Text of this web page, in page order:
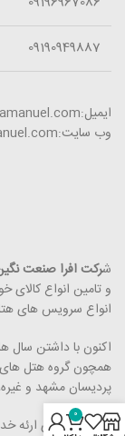
09190949887
ایمیل:info@aframanuel.com
وب سایت:aframanuel.com
شرکت افرا صنعت
و تامین انواع
انواع سرویس های
اکنون با داشتن سال
همچون گروه هتل­ های
پردیسان مشهد و
رویکرد ما برای ارئه
0